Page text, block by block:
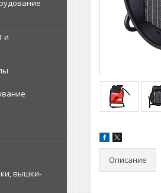
и
вышки-
Описание